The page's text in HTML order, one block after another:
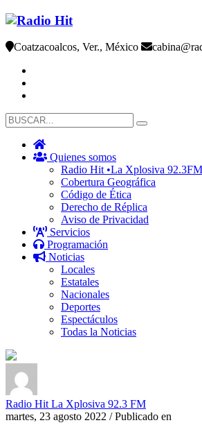
Coatzacoalcos, Ver., México
Quienes somos
Radio Hit •La Xplosiva 92.3FM
Cobertura Geográfica
Código de Ética
Derecho de Réplica
Aviso de Privacidad
Servicios
Programación
Noticias
Locales
Estatales
Nacionales
Deportes
Espectáculos
Todas la Noticias
Radio Hit La Xplosiva 92.3 FM
martes, 23 agosto 2022 /Publicado en